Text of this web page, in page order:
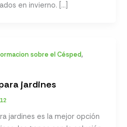
en invierno. […]
sobre el Césped,
jardines
jardines es la mejor opción